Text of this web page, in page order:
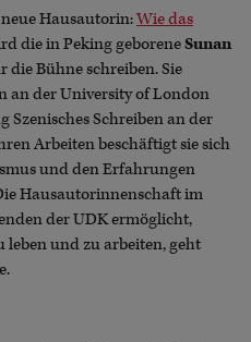
Hausautorin:Wie das
die in Peking geboreneSunan
die Bühne schreiben. Sie
an der University of London
Szenisches Schreiben an der
Arbeiten beschäftigt sie sich
und den Erfahrungen
Hausautorinnenschaft im
der UDK ermöglicht,
leben und zu arbeiten, geht